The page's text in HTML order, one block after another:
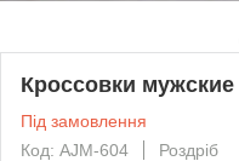
Кроссовки
Під замовлення
Код: AJM-604
Роздріб